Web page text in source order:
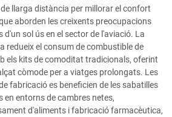
llarga distància per millorar el confort
aborden les creixents preocupacions
d'un sol ús en el sector de l'aviació. La
redueix el consum de combustible de
els kits de comoditat tradicionals, oferint
còmode per a viatges prolongats. Les
fabricació es beneficien de les sabatilles
en entorns de cambres netes,
d'aliments i fabricació farmacèutica,